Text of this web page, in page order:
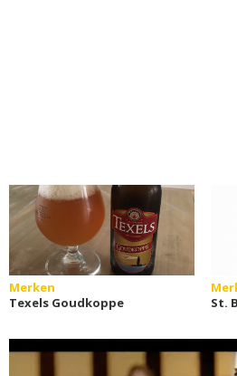
Merken
Texels Goudkoppe
St.